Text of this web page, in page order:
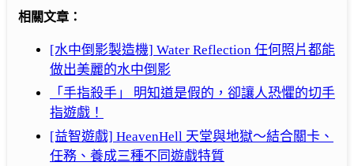
相關文章：
[水中倒影製造機] Water Reflection 任何照片都能
做出美麗的水中倒影
「手指殺手」 明知道是假的，卻讓人恐懼的切手
指遊戲！
[益智遊戲] HeavenHell 天堂與地獄～結合關卡、
任務、養成三種不同遊戲特質